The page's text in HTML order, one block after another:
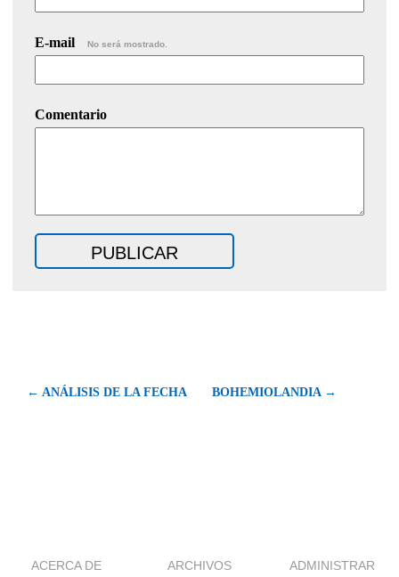
E-mail No será mostrado.
Comentario
← ANÁLISIS DE LA FECHA BOHEMIOLANDIA →
ACERCA DE ARCHIVOS ADMINISTRAR